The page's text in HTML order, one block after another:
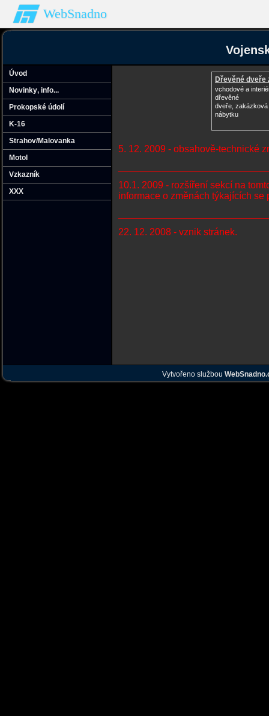
WebSnadno
Úvod
Novinky‚ info...
Prokopské údolí
K-16
Strahov/Malovanka
Motol
Vzkazník
XXX
Dřevěné dveře
vchodové a
dřevěné
dveře,
nábytku
5. 12. 2009 - obsahově-technické
10.1. 2009 - rozšíření sekcí na
informace o změnách týkajících se
22. 12. 2008 - vznik stránek.
Vytvořeno službou